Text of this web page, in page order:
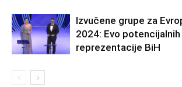
Izvučene grupe za
2024: Evo
reprezentacije BiH